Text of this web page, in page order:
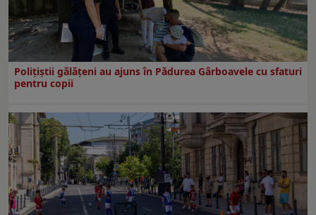
Polițiștii gălățeni au ajuns în Pădurea Gârboavele cu sfaturi
pentru copii